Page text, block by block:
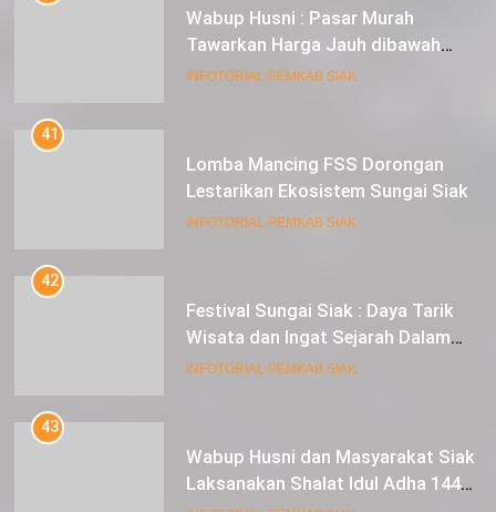
Wabup Husni : Pasar Murah
Tawarkan Harga Jauh dibawah
Pasar Tradisional
INFOTORIAL PEMKAB SIAK
41
Lomba Mancing FSS Dorongan
Lestarikan Ekosistem Sungai Siak
INFOTORIAL PEMKAB SIAK
42
Festival Sungai Siak : Daya Tarik
Wisata dan Ingat Sejarah Dalam
Lestarikan Peradaban
INFOTORIAL PEMKAB SIAK
43
Wabup Husni dan Masyarakat Siak
Laksanakan Shalat Idul Adha 1445